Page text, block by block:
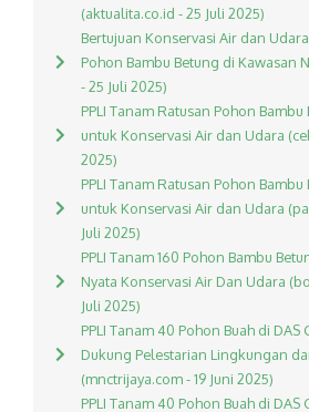
(aktualita.co.id - 25 Juli 2025)
Bertujuan Konservasi Air dan
Pohon Bambu Betung di Kawasan
- 25 Juli 2025)
PPLI Tanam Ratusan Pohon
untuk Konservasi Air dan Udara
2025)
PPLI Tanam Ratusan Pohon
untuk Konservasi Air dan Udara
Juli 2025)
PPLI Tanam 160 Pohon Bambu
Nyata Konservasi Air Dan Udara
Juli 2025)
PPLI Tanam 40 Pohon Buah di
Dukung Pelestarian Lingkungan
(mnctrijaya.com - 19 Juni 2025)
PPLI Tanam 40 Pohon Buah di